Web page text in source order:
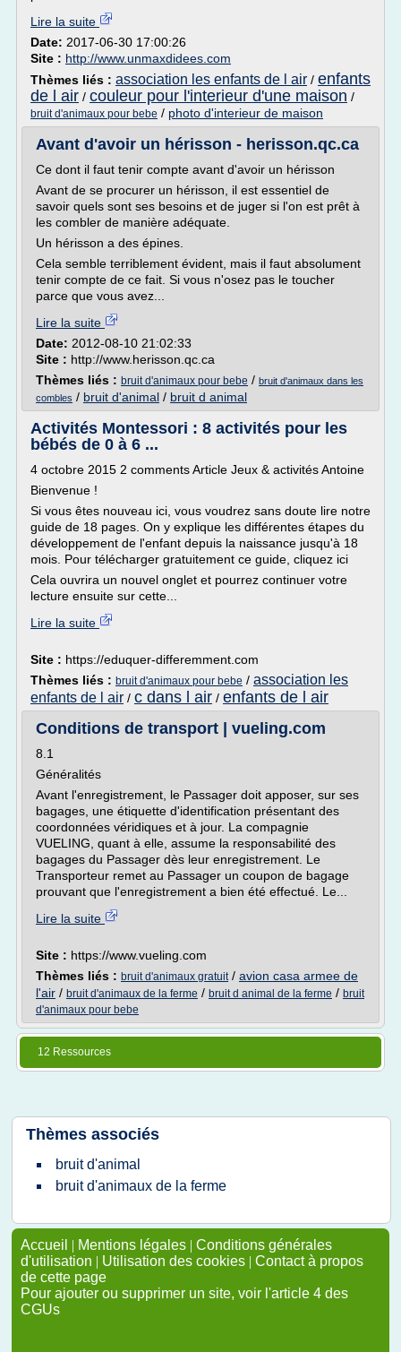
Lire la suite
Date: 2017-06-30 17:00:26
Site : http://www.unmaxdidees.com
Thèmes liés : association les enfants de l air / enfants
de l air / couleur pour l'interieur d'une maison /
bruit d'animaux pour bebe / photo d'interieur de maison
Avant d'avoir un hérisson - herisson.qc.ca
Ce dont il faut tenir compte avant d'avoir un hérisson
Avant de se procurer un hérisson, il est essentiel de
savoir quels sont ses besoins et de juger si l'on est prêt à
les combler de manière adéquate.
Un hérisson a des épines.
Cela semble terriblement évident, mais il faut absolument
tenir compte de ce fait. Si vous n'osez pas le toucher
parce que vous avez...
Lire la suite
Date: 2012-08-10 21:02:33
Site : http://www.herisson.qc.ca
Thèmes liés : bruit d'animaux pour bebe / bruit d'animaux dans les
combles / bruit d'animal / bruit d animal
Activités Montessori : 8 activités pour les
bébés de 0 à 6 ...
4 octobre 2015 2 comments Article Jeux & activités Antoine
Bienvenue !
Si vous êtes nouveau ici, vous voudrez sans doute lire notre
guide de 18 pages. On y explique les différentes étapes du
développement de l'enfant depuis la naissance jusqu'à 18
mois. Pour télécharger gratuitement ce guide, cliquez ici
Cela ouvrira un nouvel onglet et pourrez continuer votre
lecture ensuite sur cette...
Lire la suite
Site : https://eduquer-differemment.com
Thèmes liés : bruit d'animaux pour bebe / association les
enfants de l air / c dans l air / enfants de l air
Conditions de transport | vueling.com
8.1
Généralités
Avant l'enregistrement, le Passager doit apposer, sur ses
bagages, une étiquette d'identification présentant des
coordonnées véridiques et à jour. La compagnie
VUELING, quant à elle, assume la responsabilité des
bagages du Passager dès leur enregistrement. Le
Transporteur remet au Passager un coupon de bagage
prouvant que l'enregistrement a bien été effectué. Le...
Lire la suite
Site : https://www.vueling.com
Thèmes liés : bruit d'animaux gratuit/ avion casa armee de
l'air / bruit d'animaux de la ferme / bruit d animal de la ferme / bruit
d'animaux pour bebe
12 Ressources
Thèmes associés
bruit d'animal
bruit d'animaux de la ferme
Accueil | Mentions légales | Conditions générales
d'utilisation | Utilisation des cookies | Contact à propos
de cette page
Pour ajouter ou supprimer un site, voir l'article 4 des
CGUs